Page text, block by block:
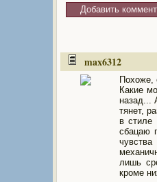
max6312
Похоже,
Какие
назад...
тянет,
в стиле
сбацаю
лишь
кроме